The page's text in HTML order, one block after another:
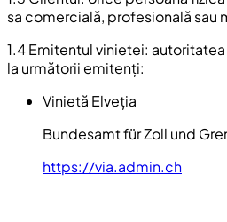
sa comercială, profesională sau
1.4 Emitentul vinietei:
la următorii emitenți:
Vinietă Elveția
Bundesamt für Zoll und
https://via.admin.ch